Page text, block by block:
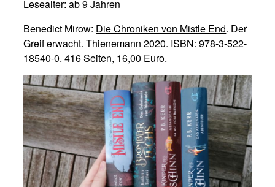
Lesealter: ab 9 Jahren
Benedict Mirow: Die Chroniken von Mistle End. Der
Greif erwacht. Thienemann 2020. ISBN: 978-3-522-
18540-0. 416 Seiten, 16,00 Euro.